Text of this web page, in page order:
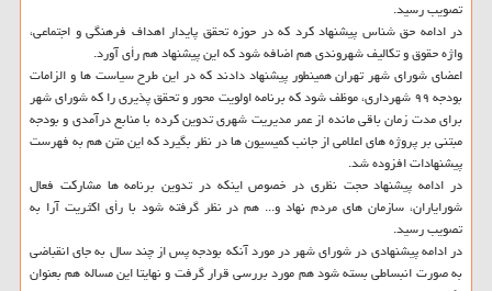
تصویب رسید.
در ادامه حق شناس پیشنهاد كرد كه در حوزه تحقق پایدار اهداف فرهنگی و اجتماعی،
واژه حقوق و تكالیف شهروندی هم اضافه شود كه این پیشنهاد هم رأی آورد.
اعضای شورای شهر تهران همینطور پیشنهاد دادند كه در این طرح سیاست ها و الزامات
بودجه ۹۹ شهرداری، موظف شود كه برنامه اولویت محور و تحقق پذیری را كه شورای شهر
برای مدت زمان باقی مانده از عمر مدیریت شهری تدوین كرده با منابع درآمدی و بودجه
مبتنی بر پروژه های اعلامی از جانب كمیسیون ها در نظر بگیرد كه این متن هم به فهرست
پیشنهادات افزوده شد.
در ادامه پیشنهاد حجت نظری در خصوص اینكه در تدوین برنامه ها مشاركت فعال
شورایاران، سازمان های مردم نهاد و... هم در نظر گرفته شود با رأی اكثریت آرا به
تصویب رسید.
در ادامه پیشنهادی در شورای شهر در مورد آنكه بودجه پس از چند سال به جای انقباضی
به صورت انبساطی بسته شود هم مورد بررسی قرار گرفت و نهایتا این مساله هم بعنوان